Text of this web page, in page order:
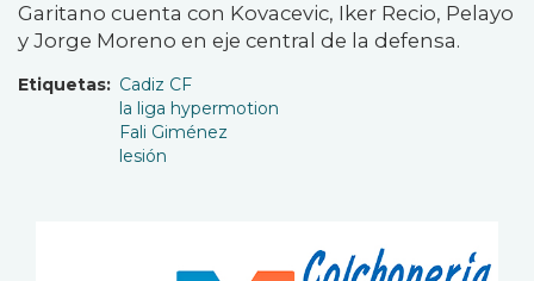
Garitano cuenta con Kovacevic, Iker Recio, Pelayo
y Jorge Moreno en eje central de la defensa.
Etiquetas
Cadiz CF
la liga hypermotion
Fali Giménez
lesión